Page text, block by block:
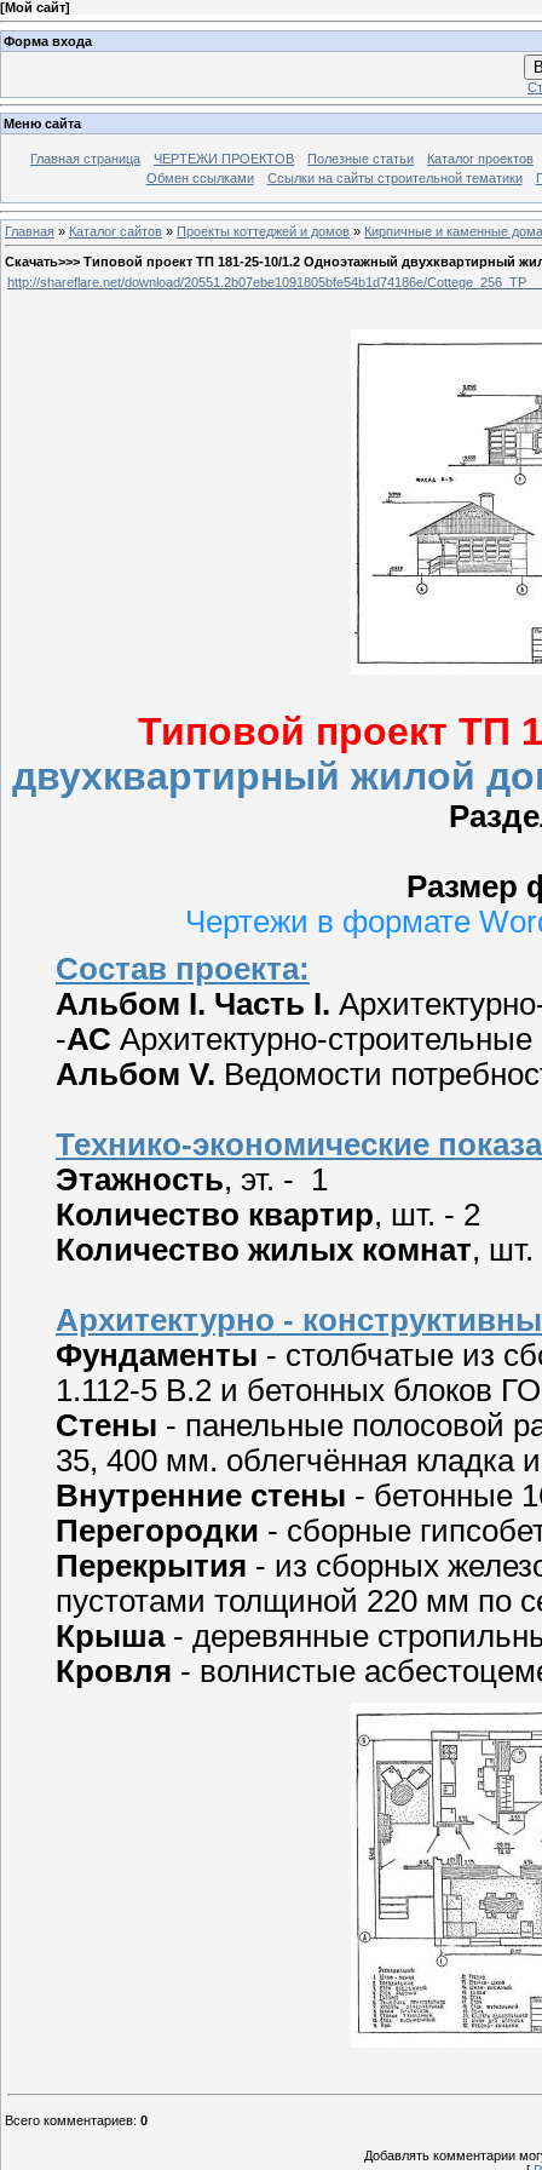
[Мой сайт]
Форма входа
Меню сайта
Главная страница ЧЕРТЕЖИ ПРОЕКТОВ Полезные статьи
Каталог проектов
Обмен ссылками
Ссылки на сайты строительной тематики
Главная » Каталог сайтов » Проекты коттеджей и домов » Кирпичные и каменные дома
Скачать>>> Типовой проект ТП 181-25-10/1.2 Одноэтажный двухквартирный
http://shareflare.net/download/20551.2b07ebe1091805bfe54b1d74186e/
Типовой проект ТП
двухквартирный жилой
Размер
Чертежи в формате
Состав проекта:
Альбом I. Часть I.
-АС Архитектурно-
Альбом V. Ведомости
Технико-экономические
Этажность, эт. - 1
Количество квартир, шт. - 2
Количество жилых комнат, шт.
Архитектурно -
Фундаменты - столбчатые из
1.112-5 В.2 и бетонных блоков
Стены - панельные полосовой
35, 400 мм. облегчённая кладка
Внутренние стены - бетонные
Перегородки - сборные
Перекрытия - из сборных
пустотами толщиной 220 мм по
Крыша- деревянные
Кровля - волнистые
Всего комментариев: 0
Добавлять комментарии